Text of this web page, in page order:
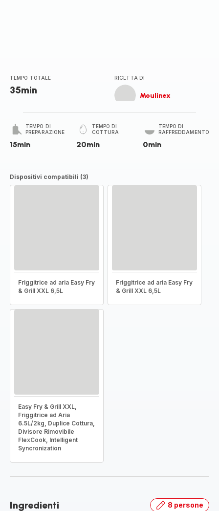
TEMPO TOTALE
35min
RICETTA DI
Moulinex
TEMPO DI
PREPARAZIONE
15min
TEMPO DI
COTTURA
20min
TEMPO DI
RAFFREDDAMENTO
0min
Dispositivi compatibili (3)
Friggitrice ad aria Easy Fry
& Grill XXL 6,5L
Friggitrice ad aria Easy Fry
& Grill XXL 6,5L
Easy Fry & Grill XXL,
Friggitrice ad Aria
6.5L/2kg, Duplice Cottura,
Divisore Rimovibile
FlexCook, Intelligent
Syncronization
Ingredienti 8 persone